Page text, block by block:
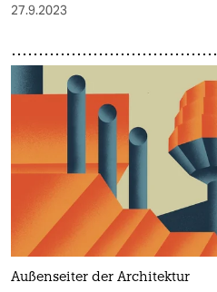
27.9.2023
Außenseiter der Architektur